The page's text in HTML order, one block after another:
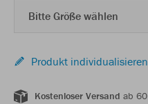
Bitte Größe wählen
Produkt individualisieren
Kostenloser Versand ab